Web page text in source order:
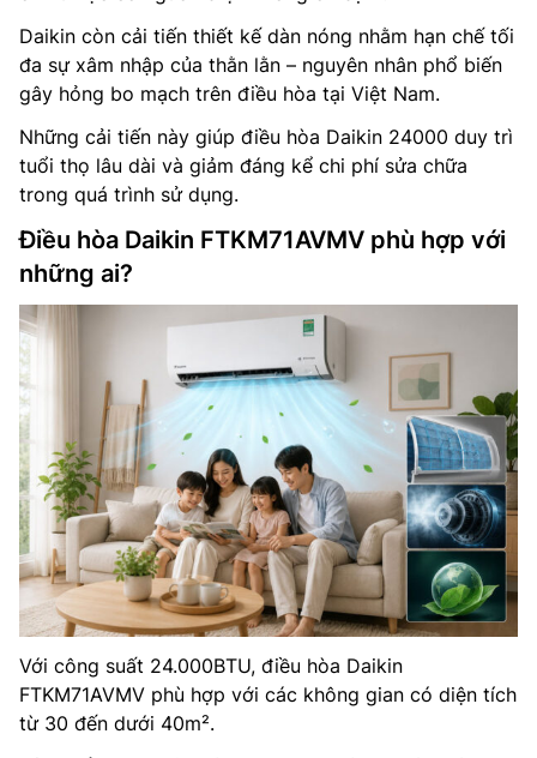
Daikin còn cải tiến thiết kế dàn nóng nhằm hạn chế tối
đa sự xâm nhập của thằn lằn – nguyên nhân phổ biến
gây hỏng bo mạch trên điều hòa tại Việt Nam.
Những cải tiến này giúp điều hòa Daikin 24000 duy trì
tuổi thọ lâu dài và giảm đáng kể chi phí sửa chữa
trong quá trình sử dụng.
Điều hòa Daikin FTKM71AVMV phù hợp với
những ai?
Với công suất 24.000BTU, điều hòa Daikin
FTKM71AVMV phù hợp với các không gian có diện tích
từ 30 đến dưới 40m².